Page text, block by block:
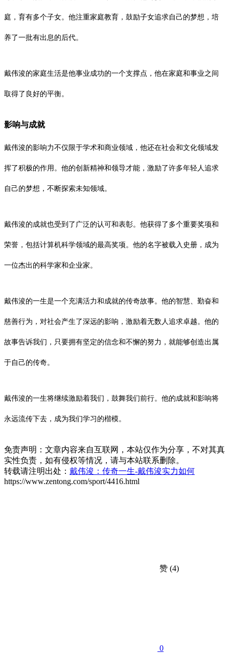
庭，育有多个子女。他注重家庭教育，鼓励子女追求自己的梦想，培
养了一批有出息的后代。
戴伟浚的家庭生活是他事业成功的一个支撑点，他在家庭和事业之间
取得了良好的平衡。
影响与成就
戴伟浚的影响力不仅限于学术和商业领域，他还在社会和文化领域发
挥了积极的作用。他的创新精神和领导才能，激励了许多年轻人追求
自己的梦想，不断探索未知领域。
戴伟浚的成就也受到了广泛的认可和表彰。他获得了多个重要奖项和
荣誉，包括计算机科学领域的最高奖项。他的名字被载入史册，成为
一位杰出的科学家和企业家。
戴伟浚的一生是一个充满活力和成就的传奇故事。他的智慧、勤奋和
慈善行为，对社会产生了深远的影响，激励着无数人追求卓越。他的
故事告诉我们，只要拥有坚定的信念和不懈的努力，就能够创造出属
于自己的传奇。
戴伟浚的一生将继续激励着我们，鼓舞我们前行。他的成就和影响将
永远流传下去，成为我们学习的楷模。
免责声明：文章内容来自互联网，本站仅作为分享，不对其真
实性负责，如有侵权等情况，请与本站联系删除。
转载请注明出处： 戴伟浚：传奇一生-戴伟浚实力如何
https://www.zentong.com/sport/4416.html
赞 (4)
0